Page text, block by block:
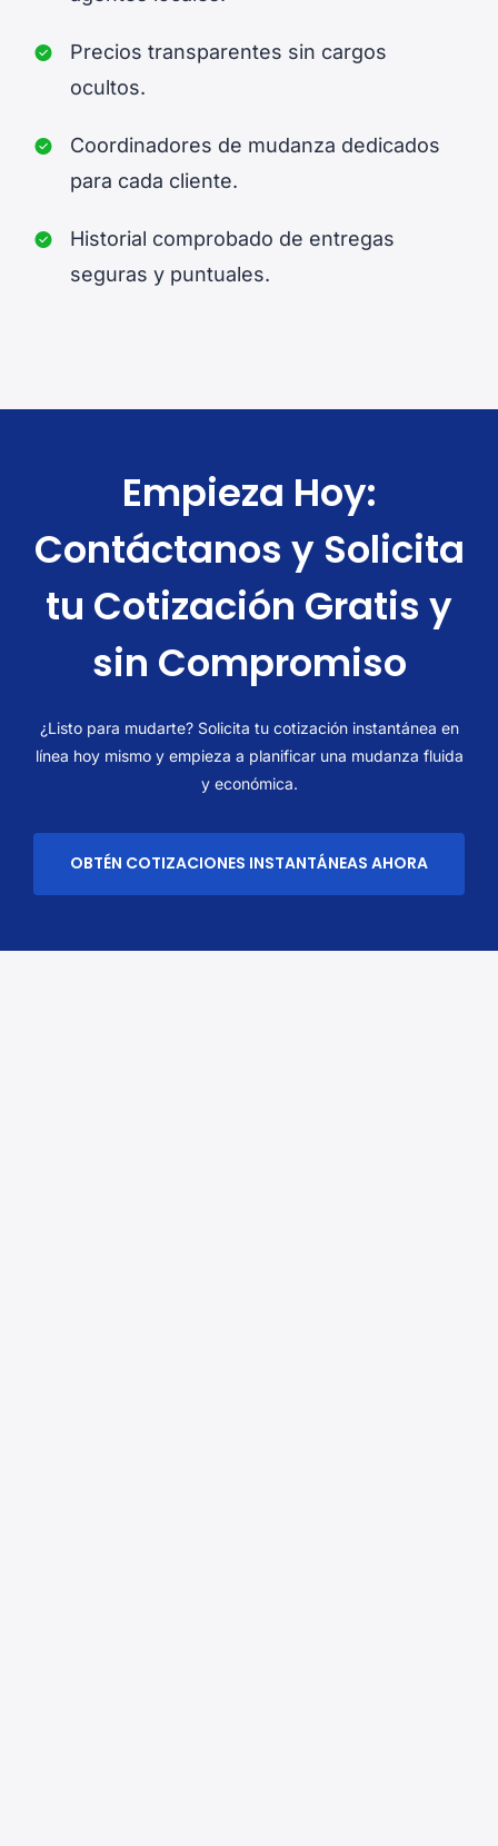
Precios transparentes sin cargos
ocultos.
Coordinadores de mudanza dedicados
para cada cliente.
Historial comprobado de entregas
seguras y puntuales.
Empieza Hoy:
Contáctanos y Solicita
tu Cotización Gratis y
sin Compromiso
¿Listo para mudarte? Solicita tu cotización instantánea en
línea hoy mismo y empieza a planificar una mudanza fluida
y económica.
OBTÉN COTIZACIONES INSTANTÁNEAS AHORA